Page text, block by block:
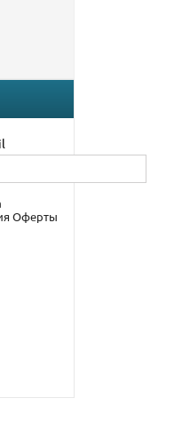
Оферты